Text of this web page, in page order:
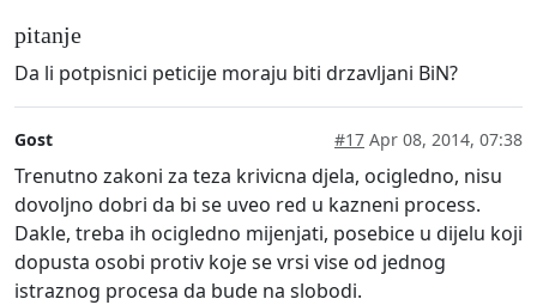
pitanje
Da li potpisnici peticije moraju biti drzavljani BiN?
Gost #17 Apr 08, 2014, 07:38
Trenutno zakoni za teza krivicna djela, ocigledno, nisu
dovoljno dobri da bi se uveo red u kazneni process.
Dakle, treba ih ocigledno mijenjati, posebice u dijelu koji
dopusta osobi protiv koje se vrsi vise od jednog
istraznog procesa da bude na slobodi.